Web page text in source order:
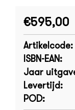
€595,00
Artikelcode:
ISBN-EAN:
Jaar
Levertijd:
POD: